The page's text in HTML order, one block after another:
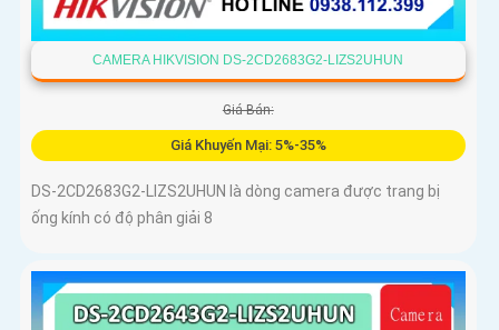
CAMERA HIKVISION DS-2CD2683G2-LIZS2UHUN
Giá Bán:
Giá Khuyến Mại: 5%-35%
DS-2CD2683G2-LIZS2UHUN là dòng camera được trang bị
ống kính có độ phân giải 8